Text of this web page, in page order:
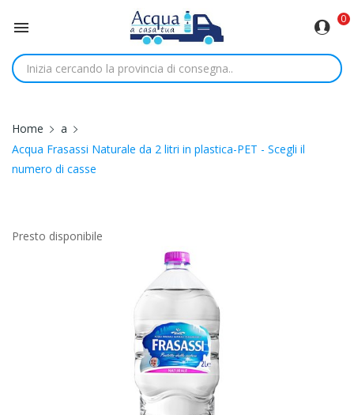

0
Home
a
Acqua Frasassi Naturale da 2 litri in plastica-PET - Scegli il
numero di casse
Presto disponibile